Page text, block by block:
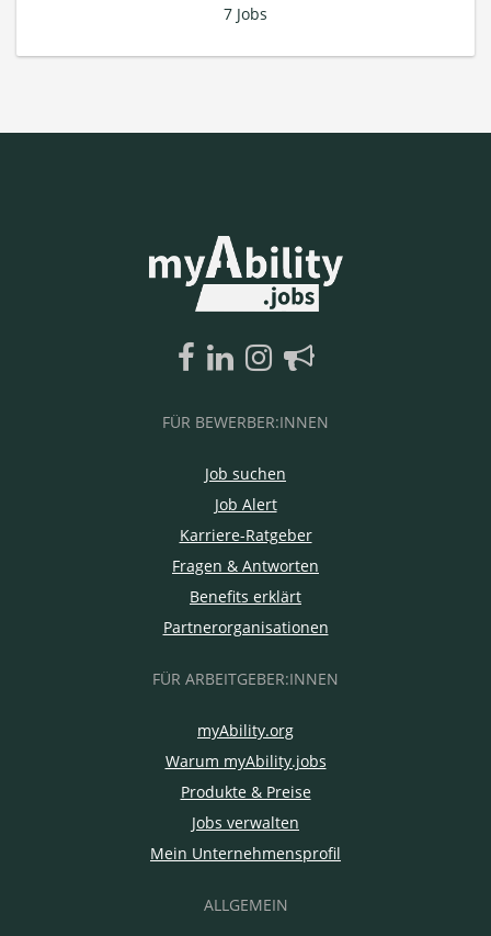
7 Jobs
FÜR BEWERBER:INNEN
Job suchen
Job Alert
Karriere-Ratgeber
Fragen & Antworten
Benefits erklärt
Partnerorganisationen
FÜR ARBEITGEBER:INNEN
myAbility.org
Warum myAbility.jobs
Produkte & Preise
Jobs verwalten
Mein Unternehmensprofil
ALLGEMEIN